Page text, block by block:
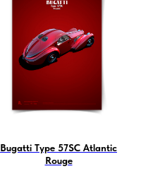
Bugatti Type 57SC Atlantic
Rouge